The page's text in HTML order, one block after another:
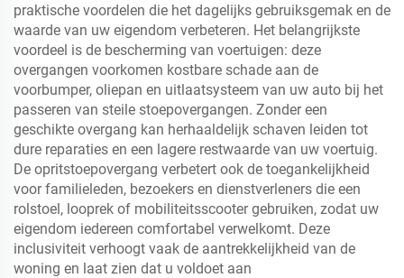
praktische voordelen die het dagelijks gebruiksgemak en de
waarde van uw eigendom verbeteren. Het belangrijkste
voordeel is de bescherming van voertuigen: deze
overgangen voorkomen kostbare schade aan de
voorbumper, oliepan en uitlaatsysteem van uw auto bij het
passeren van steile stoepovergangen. Zonder een
geschikte overgang kan herhaaldelijk schaven leiden tot
dure reparaties en een lagere restwaarde van uw voertuig.
De opritstoepovergang verbetert ook de toegankelijkheid
voor familieleden, bezoekers en dienstverleners die een
rolstoel, looprek of mobiliteitsscooter gebruiken, zodat uw
eigendom iedereen comfortabel verwelkomt. Deze
inclusiviteit verhoogt vaak de aantrekkelijkheid van de
woning en laat zien dat u voldoet aan